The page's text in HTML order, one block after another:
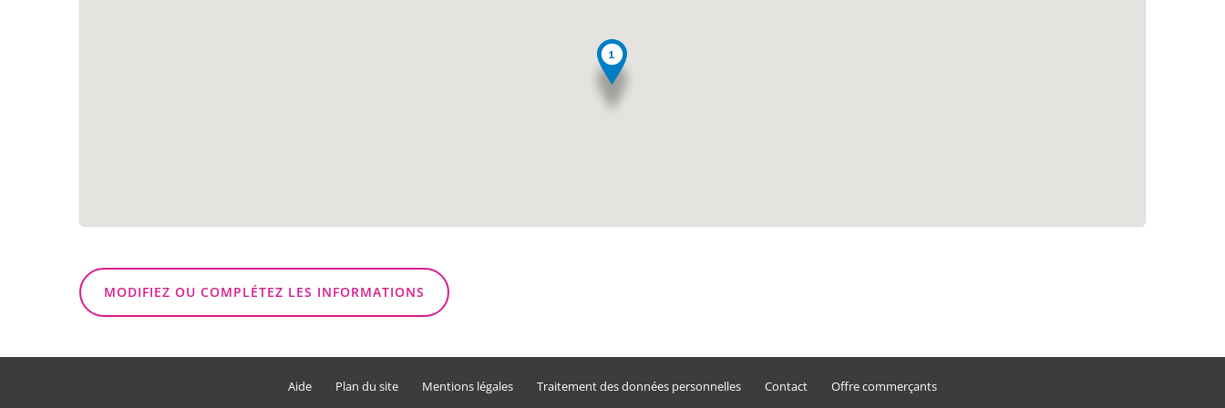
MODIFIEZ OU COMPLÉTEZ LES INFORMATIONS
Aide Plan du site Mentions légales Traitement des données personnelles Contact Offre commerçants